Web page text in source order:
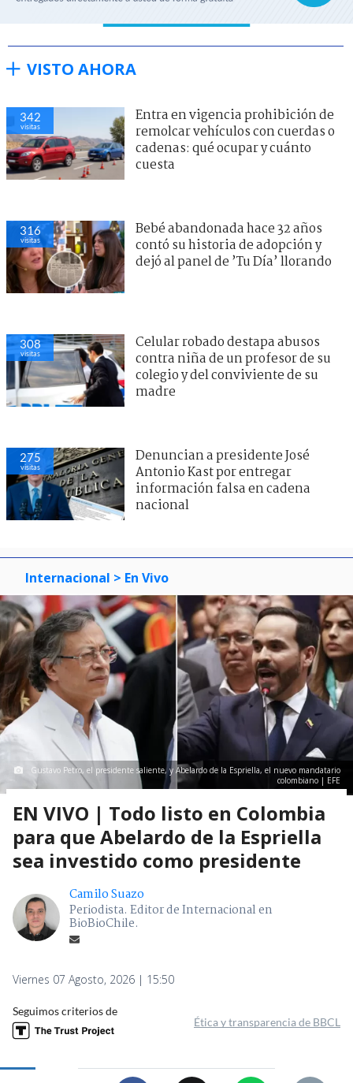
VISTO AHORA
342
visitas
Entra en vigencia prohibición de
remolcar vehículos con cuerdas o
cadenas: qué ocupar y cuánto
cuesta
316
visitas
Bebé abandonada hace 32 años
contó su historia de adopción y
dejó al panel de ’Tu Día’ llorando
308
visitas
Celular robado destapa abusos
contra niña de un profesor de su
colegio y del conviviente de su
madre
275
visitas
Denuncian a presidente José
Antonio Kast por entregar
información falsa en cadena
nacional
Internacional > En Vivo
Gustavo Petro, el presidente saliente, y Abelardo de la Espriella, el nuevo mandatario
colombiano | EFE
EN VIVO | Todo listo en Colombia
para que Abelardo de la Espriella
sea investido como presidente
Camilo Suazo
Periodista. Editor de Internacional en
BioBioChile.
Viernes 07 Agosto, 2026 | 15:50
Seguimos criterios de
Ética y transparencia de BBCL